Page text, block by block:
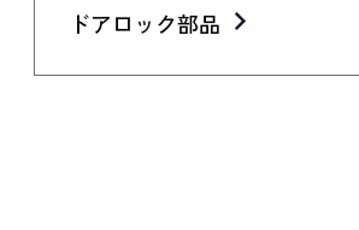
ドアロック部品